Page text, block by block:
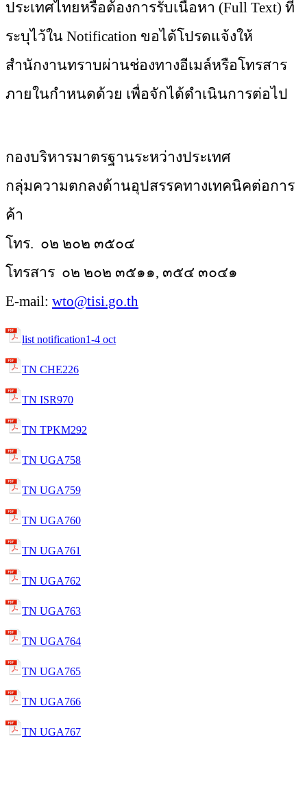
ประเทศไทยหรือต้องการรับเนื้อหา (Full Text) ที่
ระบุไว้ใน Notification ขอได้โปรดแจ้งให้
สำนักงานทราบผ่านช่องทางอีเมล์หรือโทรสาร
ภายในกำหนดด้วย เพื่อจักได้ดำเนินการต่อไป
กองบริหารมาตรฐานระหว่างประเทศ
กลุ่มความตกลงด้านอุปสรรคทางเทคนิคต่อการ
ค้า
โทร. ๐๒ ๒๐๒ ๓๕๐๔
โทรสาร ๐๒ ๒๐๒ ๓๕๑๑, ๓๕๔ ๓๐๔๑
E-mail: wto@tisi.go.th
list notification1-4 oct
TN CHE226
TN ISR970
TN TPKM292
TN UGA758
TN UGA759
TN UGA760
TN UGA761
TN UGA762
TN UGA763
TN UGA764
TN UGA765
TN UGA766
TN UGA767